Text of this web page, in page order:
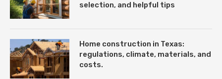
selection, and helpful tips
Home construction in Texas:
regulations, climate, materials, and
costs.